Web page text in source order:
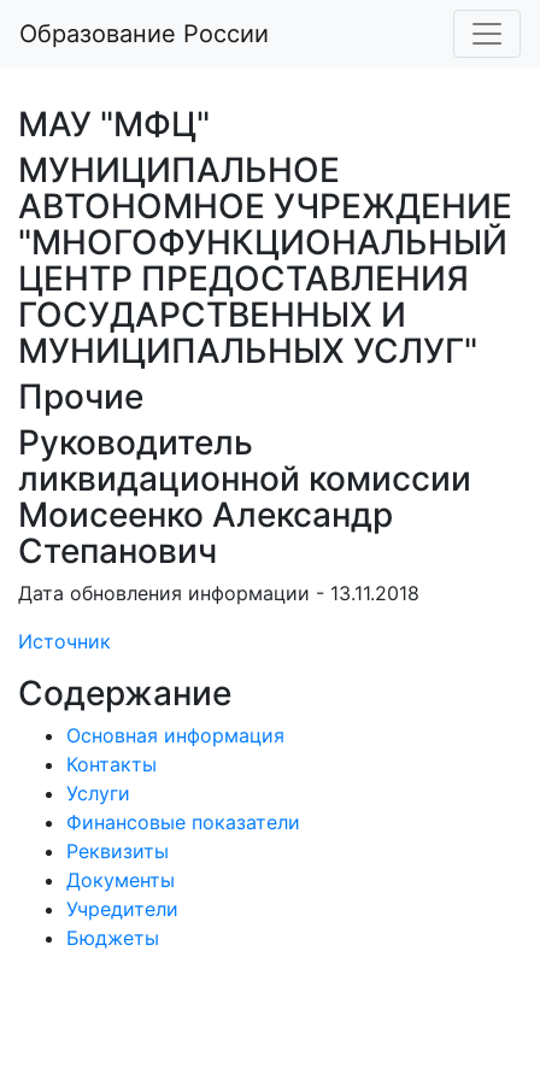
Образование России
МАУ "МФЦ"
МУНИЦИПАЛЬНОЕ
АВТОНОМНОЕ УЧРЕЖДЕНИЕ
"МНОГОФУНКЦИОНАЛЬНЫЙ
ЦЕНТР ПРЕДОСТАВЛЕНИЯ
ГОСУДАРСТВЕННЫХ И
МУНИЦИПАЛЬНЫХ УСЛУГ"
Прочие
Руководитель
ликвидационной комиссии
Моисеенко Александр
Степанович
Дата обновления информации - 13.11.2018
Источник
Содержание
Основная информация
Контакты
Услуги
Финансовые показатели
Реквизиты
Документы
Учредители
Бюджеты